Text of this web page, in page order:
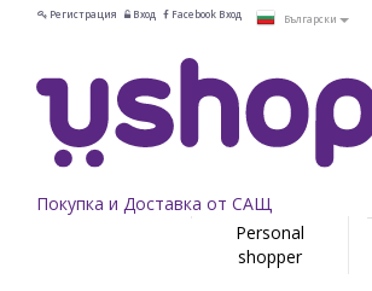
Регистрация Вход Facebook Вход Български
Покупка и Доставка от САЩ
Personal
shopper